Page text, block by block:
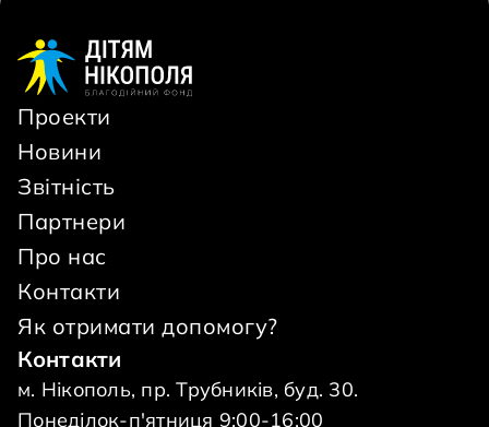
Проекти
Новини
Звітність
Партнери
Про нас
Контакти
Як отримати допомогу?
Контакти
м. Нікополь, пр. Трубників, буд. 30.
Понеділок-п'ятниця 9:00-16:00